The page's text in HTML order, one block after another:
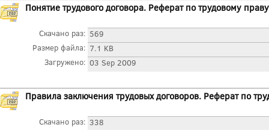
Понятие трудового договора. Реферат по трудовому праву
Скачано раз: 569
Размер файла: 7.1 KB
Загружено: 03 Sep 2009
Правила заключения трудовых договоров. Реферат по
Скачано раз: 338